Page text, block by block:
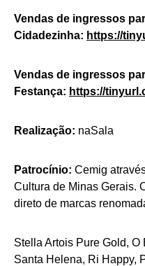
Vendas de ingressos
Cidadezinha: https://
Vendas de ingressos
Festança: https://
Realização: naSala
Patrocínio: Cemig
Cultura de Minas Gerais.
direto de marcas
Stella Artois Pure Gold,
Santa Helena, Ri Happy,